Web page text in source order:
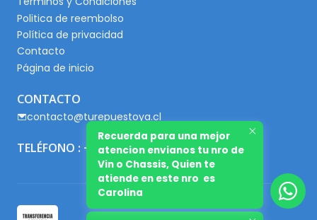
Politica de reembolso
Política de privacidad
Contacto
Página de inicio
CONTACTO
contacto@turepuestoya.cl
TELÉFONO : +56 9 65667345
Recuerda para una mejor
atencion envianos tu nro de
Vin o Chassis, Quien te
atiende en este nro es
Carolina